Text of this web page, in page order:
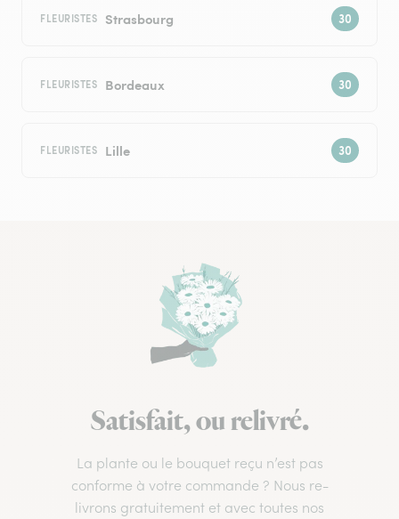
FLEURISTES Strasbourg
FLEURISTES Bordeaux
FLEURISTES Lille
Satisfait, ou relivré.
La plante ou le bouquet reçu n’est pas
conforme à votre commande ? Nous re-
livrons gratuitement et avec toutes nos